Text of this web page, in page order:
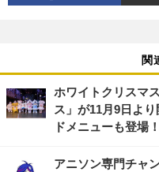
関
ホワイトクリスマ
ス」が11月9日よ
ドメニューも登場！
アニソン専門チャ